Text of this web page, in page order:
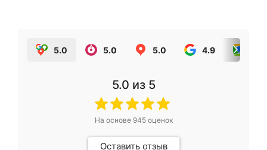
5.0 5.0 5.0 4.9
5.0 из 5
На основе 945оценок
Оставить отзыв